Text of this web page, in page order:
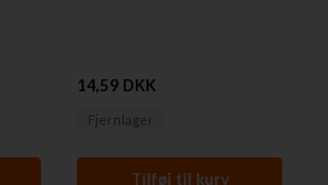
14,59 DKK
Fjernlager